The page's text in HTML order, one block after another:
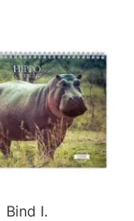
Bind I.